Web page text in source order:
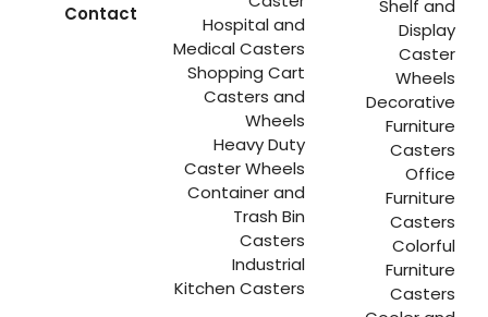
Shelf and
Display
Caster
Wheels
Decorative
Furniture
Casters
Office
Furniture
Casters
Colorful
Furniture
Casters
Hospital and
Medical Casters
Shopping Cart
Casters and
Wheels
Heavy Duty
Caster Wheels
Container and
Trash Bin
Casters
Industrial
Kitchen Casters
Contact